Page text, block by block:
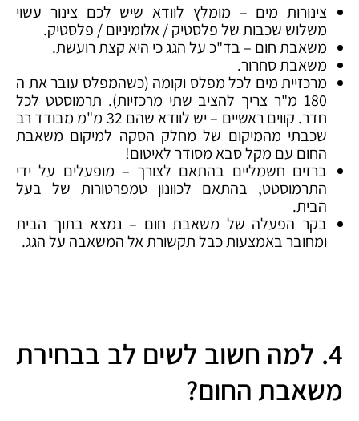
צינורות מים – מומלץ לוודא שיש לכם צינור עשוי
משלוש שכבות של פלסטיק / אלומיניום / פלסטיק.
משאבת חום – בד"כ על הגג כי היא קצת רועשת.
משאבת סחרור.
מרכזיית מים לכל מפלס וקומה (כשהמפלס עובר את ה
180 מ"ר צריך להציב שתי מרכזיות). תרמוסטט לכל
חדר. קווים ראשיים – יש לוודא שהם 32 מ"מ מבודד רב
שכבתי מהמיקום של מחלק הסקה למיקום משאבת
החום עם מקל סבא מסודר לאיטום!
ברזים חשמליים בהתאם לצורך – מופעלים על ידי
התרמוסטט, בהתאם לכוונון טמפרטורות של בעל
הבית.
בקר הפעלה של משאבת חום – נמצא בתוך הבית
ומחובר באמצעות כבל תקשורת אל המשאבה על הגג.
4. למה חשוב לשים לב בבחירת
משאבת החום?